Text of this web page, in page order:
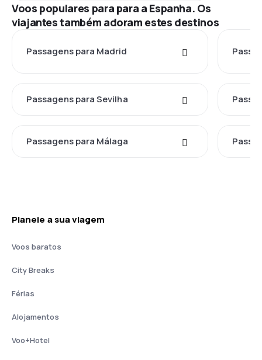
Voos populares para para a Espanha. Os
viajantes também adoram estes destinos
Passagens para Madrid
Passagens para Sevilha
Passagens para Málaga
Planeie a sua viagem
Voos baratos
City Breaks
Férias
Alojamentos
Voo+Hotel